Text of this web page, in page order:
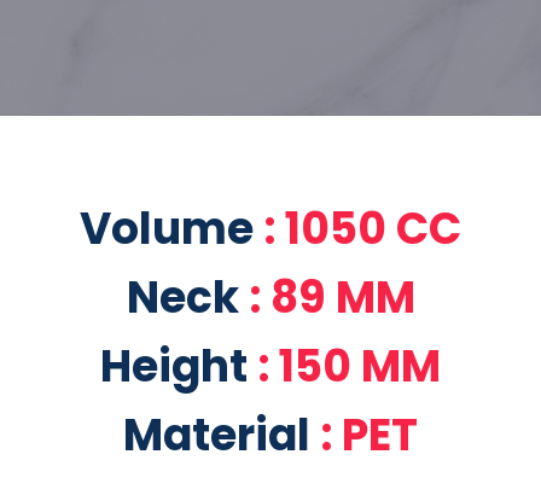
Volume: 1050 CC
Neck : 89 MM
Height : 150 MM
Material : PET